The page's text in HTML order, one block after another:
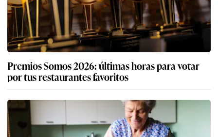
Premios Somos 2026: últimas horas para votar
por tus restaurantes favoritos